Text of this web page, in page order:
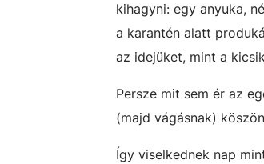
kihagyni: egy anyuka,
a karantén alatt
az idejüket, mint a
Persze mit sem ér az
(majd vágásnak)
Így viselkednek nap